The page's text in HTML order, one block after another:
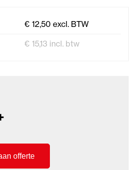
€ 12,50 excl. BTW
€ 15,13 incl. btw
offerte